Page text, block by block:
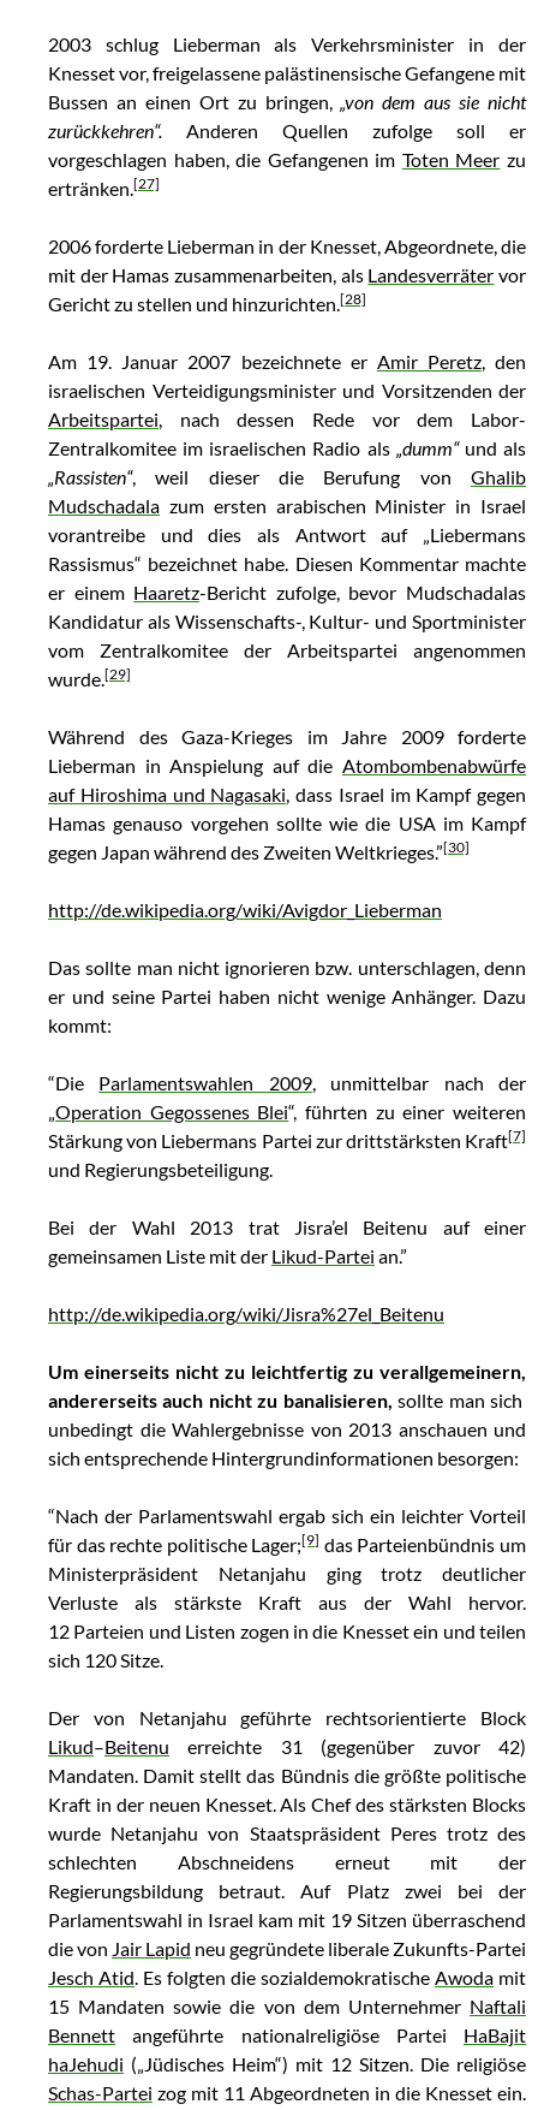
2003 schlug Lieberman als Verkehrsminister in der
Knesset vor, freigelassene palästinensische Gefangene mit
Bussen an einen Ort zu bringen,„von dem aus sie nicht
zurückkehren“. Anderen Quellen zufolge soll er
vorgeschlagen haben, die Gefangenen im Toten Meer zu
ertränken.[27]
2006 forderte Lieberman in der Knesset, Abgeordnete, die
mit der Hamas zusammenarbeiten, als Landesverräter vor
Gericht zu stellen und hinzurichten.[28]
Am 19. Januar 2007 bezeichnete er Amir Peretz, den
israelischen Verteidigungsminister und Vorsitzenden der
Arbeitspartei, nach dessen Rede vor dem Labor-
Zentralkomitee im israelischen Radio als „dumm“und als
„Rassisten“, weil dieser die Berufung von Ghalib
Mudschadala zum ersten arabischen Minister in Israel
vorantreibe und dies als Antwort auf „Liebermans
Rassismus“ bezeichnet habe. Diesen Kommentar machte
er einem Haaretz-Bericht zufolge, bevor Mudschadalas
Kandidatur als Wissenschafts-, Kultur- und Sportminister
vom Zentralkomitee der Arbeitspartei angenommen
wurde.[29]
Während des Gaza-Krieges im Jahre 2009 forderte
Lieberman in Anspielung auf die Atombombenabwürfe
auf Hiroshima und Nagasaki, dass Israel im Kampf gegen
Hamas genauso vorgehen sollte wie die USA im Kampf
gegen Japan während des Zweiten Weltkrieges.”[30]
http://de.wikipedia.org/wiki/Avigdor_Lieberman
Das sollte man nicht ignorieren bzw. unterschlagen, denn
er und seine Partei haben nicht wenige Anhänger. Dazu
kommt:
“Die Parlamentswahlen 2009, unmittelbar nach der
„Operation Gegossenes Blei“, führten zu einer weiteren
Stärkung von Liebermans Partei zur drittstärksten Kraft[7]
und Regierungsbeteiligung.
Bei der Wahl 2013 trat Jisra’el Beitenu auf einer
gemeinsamen Liste mit der Likud-Partei an.”
http://de.wikipedia.org/wiki/Jisra%27el_Beitenu
Um einerseits nicht zu leichtfertig zu verallgemeinern,
andererseits auch nicht zu banalisieren,sollte man sich
unbedingt die Wahlergebnisse von 2013 anschauen und
sich entsprechende Hintergrundinformationen besorgen:
“Nach der Parlamentswahl ergab sich ein leichter Vorteil
für das rechte politische Lager;[9]das Parteienbündnis um
Ministerpräsident Netanjahu ging trotz deutlicher
Verluste als stärkste Kraft aus der Wahl hervor.
12 Parteien und Listen zogen in die Knesset ein und teilen
sich 120 Sitze.
Der von Netanjahu geführte rechtsorientierte Block
Likud–Beitenu erreichte 31 (gegenüber zuvor 42)
Mandaten. Damit stellt das Bündnis die größte politische
Kraft in der neuen Knesset. Als Chef des stärksten Blocks
wurde Netanjahu von Staatspräsident Peres trotz des
schlechten Abschneidens erneut mit der
Regierungsbildung betraut. Auf Platz zwei bei der
Parlamentswahl in Israel kam mit 19 Sitzen überraschend
die von Jair Lapid neu gegründete liberale Zukunfts-Partei
Jesch Atid. Es folgten die sozialdemokratische Awoda mit
15 Mandaten sowie die von dem Unternehmer Naftali
Bennett angeführte nationalreligiöse Partei HaBajit
haJehudi („Jüdisches Heim“) mit 12 Sitzen. Die religiöse
Schas-Partei zog mit 11 Abgeordneten in die Knesset ein.